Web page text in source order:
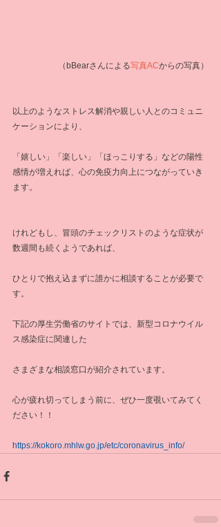
（bBearさんによる写真ACからの写真）
以上のようなストレス解消や親しい人とのコミュニ
ケーションにより、
「嬉しい」「楽しい」「ほっこりする」などの陽性
感情が増えれば、心の免疫力向上につながっていき
ます。
けれどもし、冒頭のチェックリストのような症状が
数週間も続くようであれば、
ひとりで抱え込まずに誰かに相談することが必要で
す。
下記の厚生労働省のサイトでは、新型コロナウイル
ス感染症に関連した
さまざまな相談窓口が紹介されています。
心が疲れ切ってしまう前に、ぜひ一度覗いてみてく
ださい！！
https://kokoro.mhlw.go.jp/etc/coronavirus_info/